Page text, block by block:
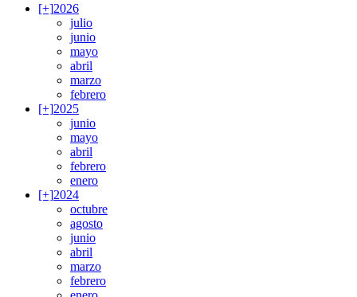
[+]2026
julio
junio
mayo
abril
marzo
febrero
[+]2025
junio
mayo
abril
febrero
enero
[+]2024
octubre
agosto
junio
abril
marzo
febrero